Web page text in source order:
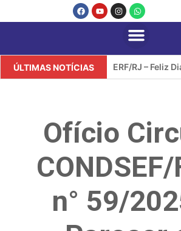
ÚLTIMAS NOTÍCIASSINDISERF/RJ – Feliz Dia
Ofício
n° 59/